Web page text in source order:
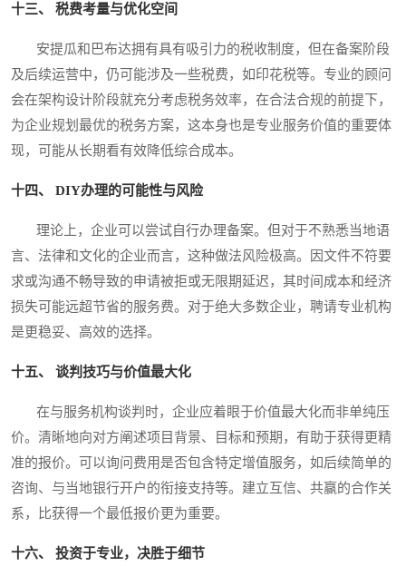
十三、 税费考量与优化空间
安提瓜和巴布达拥有具有吸引力的税收制度，但在备案阶段
及后续运营中，仍可能涉及一些税费，如印花税等。专业的顾问
会在架构设计阶段就充分考虑税务效率，在合法合规的前提下，
为企业规划最优的税务方案，这本身也是专业服务价值的重要体
现，可能从长期看有效降低综合成本。
十四、 DIY办理的可能性与风险
理论上，企业可以尝试自行办理备案。但对于不熟悉当地语
言、法律和文化的企业而言，这种做法风险极高。因文件不符要
求或沟通不畅导致的申请被拒或无限期延迟，其时间成本和经济
损失可能远超节省的服务费。对于绝大多数企业，聘请专业机构
是更稳妥、高效的选择。
十五、 谈判技巧与价值最大化
在与服务机构谈判时，企业应着眼于价值最大化而非单纯压
价。清晰地向对方阐述项目背景、目标和预期，有助于获得更精
准的报价。可以询问费用是否包含特定增值服务，如后续简单的
咨询、与当地银行开户的衔接支持等。建立互信、共赢的合作关
系，比获得一个最低报价更为重要。
十六、 投资于专业，决胜于细节